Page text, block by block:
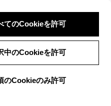
てのCookieを許可
中のCookieを許可
のCookieのみ許可
グイン 検索 メニュー
メニュー